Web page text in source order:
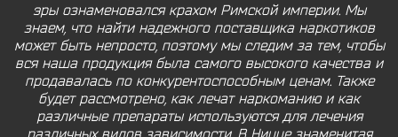
эры ознаменовался крахом Римской империи. Мы
знаем, что найти надежного поставщика наркотиков
может быть непросто, поэтому мы следим за тем, чтобы
вся наша продукция была самого высокого качества и
продавалась по конкурентоспособным ценам. Также
будет рассмотрено, как лечат наркоманию и как
различные препараты используются для лечения